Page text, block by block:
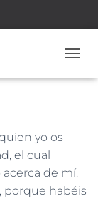
de
yo os
el cual
de mí.
porque habéis